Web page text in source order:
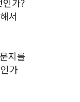
서
지를
가